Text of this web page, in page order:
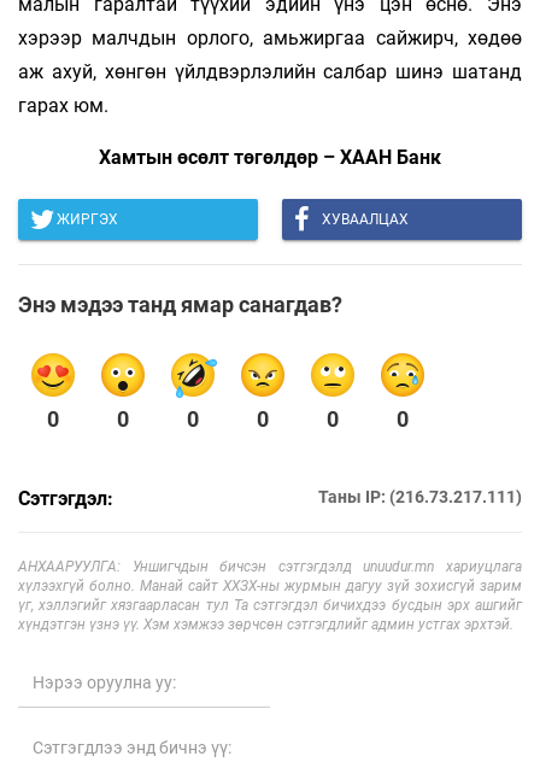
хэрээр малчдын орлого, амьжиргаа сайжирч, хөдөө
аж ахуй, хөнгөн үйлдвэрлэлийн салбар шинэ шатанд
гарах юм.
Хамтын өсөлт төгөлдөр – ХААН Банк
ЖИРГЭХ ХУВААЛЦАХ
Энэ мэдээ танд ямар санагдав?
0 0 0 0 0 0
Сэтгэгдэл: Таны IP: (216.73.217.111)
АНХААРУУЛГА: Уншигчдын бичсэн сэтгэгдэлд unuudur.mn хариуцлага
хүлээхгүй болно. Манай сайт ХХЗХ-ны журмын дагуу зүй зохисгүй зарим
үг, хэллэгийг хязгаарласан тул Та сэтгэгдэл бичихдээ бусдын эрх ашгийг
хүндэтгэн үзнэ үү. Хэм хэмжээ зөрчсөн сэтгэгдлийг админ устгах эрхтэй.